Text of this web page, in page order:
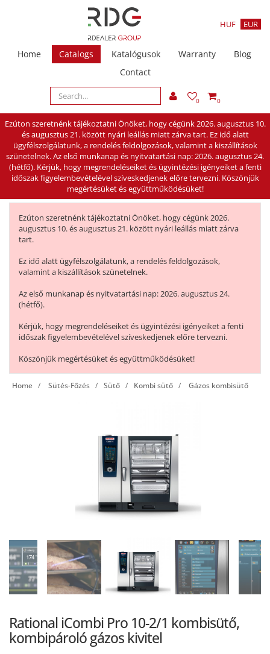
HUF EUR
Home Catalogs Katalógusok Warranty
Blog
Contact
0 0
Ezúton szeretnénk tájékoztatni Önöket, hogy cégünk 2026. augusztus 10.
és augusztus 21. között nyári leállás miatt zárva tart. Ez idő alatt
ügyfélszolgálatunk, a rendelés feldolgozások, valamint a kiszállítások
szünetelnek. Az első munkanap és nyitvatartási nap: 2026. augusztus 24.
(hétfő). Kérjük, hogy megrendeléseiket és ügyintézési igényeiket a fenti
időszak figyelembevételével szíveskedjenek előre tervezni. Köszönjük
megértésüket és együttműködésüket!
Ezúton szeretnénk tájékoztatni Önöket, hogy cégünk 2026.
augusztus 10. és augusztus 21. között nyári leállás miatt zárva
tart.
Ez idő alatt ügyfélszolgálatunk, a rendelés feldolgozások,
valamint a kiszállítások szünetelnek.
Az első munkanap és nyitvatartási nap: 2026. augusztus 24.
(hétfő).
Kérjük, hogy megrendeléseiket és ügyintézési igényeiket a fenti
időszak figyelembevételével szíveskedjenek előre tervezni.
Köszönjük megértésüket és együttműködésüket!
Home Sütés-Főzés Sütő Kombi sütő Gázos kombisütő
Rational iCombi Pro 10-2/1 kombisütő,
kombipároló gázos kivitel